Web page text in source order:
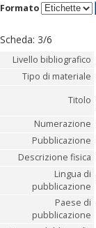
Formato
Scheda: 3/6
Livello bibliografico
Tipo di materiale
Titolo
Numerazione
Pubblicazione
Descrizione fisica
Lingua di
pubblicazione
Paese di
pubblicazione